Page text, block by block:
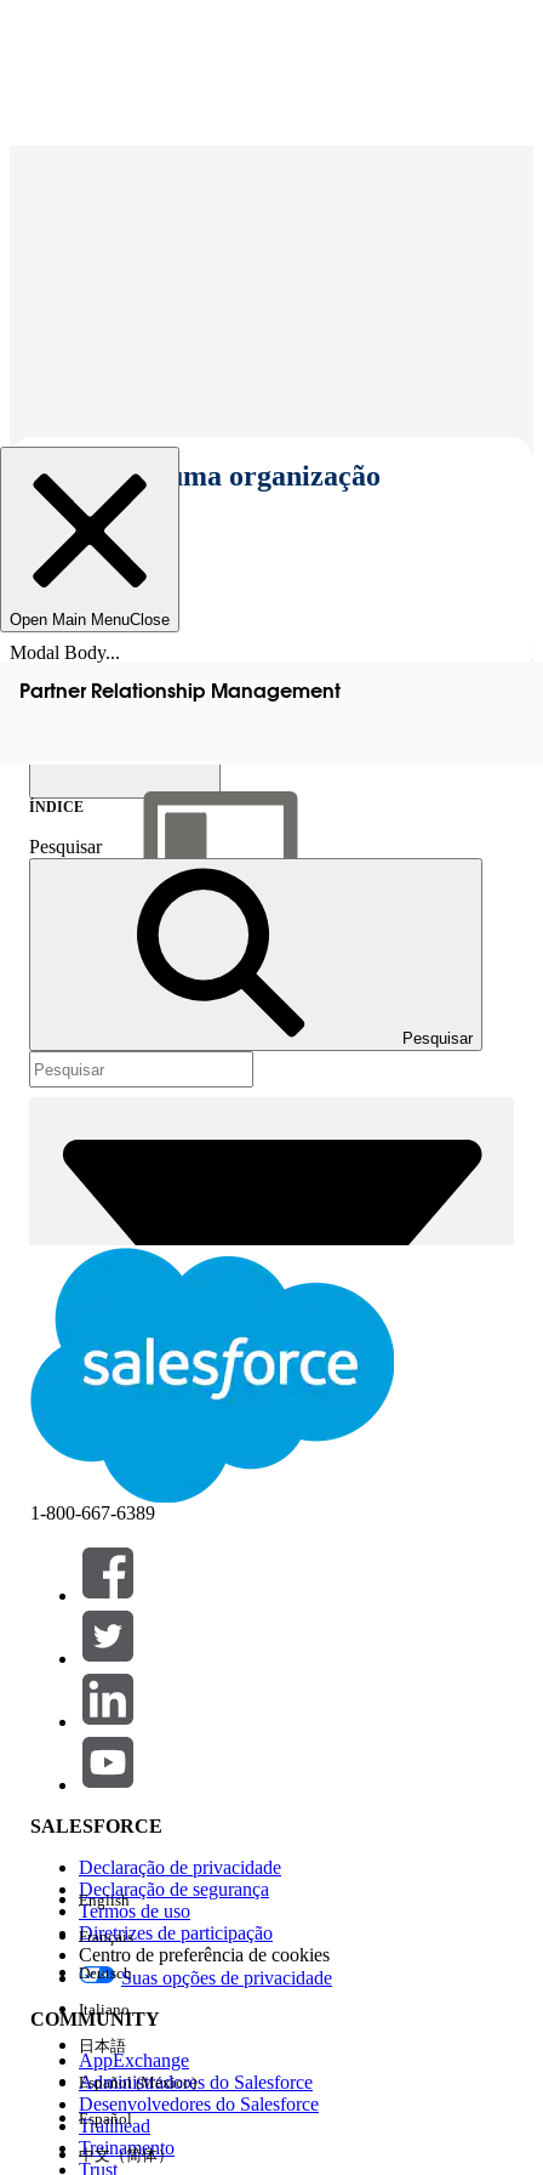
Selecionar uma organização
Open Main MenuClose
Modal Body...
Partner Relationship Management
Mostrar índice
Índice
ÍNDICE
Pesquisar
Pesquisar
Filtrar por (0)
SELECIONAR FILTROS
Área de produtos
Impacto do recurso
Edição
Experiência
1-800-667-6389
SALESFORCE
Declaração de privacidade
Declaração de segurança
Termos de uso
Diretrizes de participação
Centro de preferência de cookies
Suas opções de privacidade
COMMUNITY
AppExchange
Administradores do Salesforce
Desenvolvedores do Salesforce
Trailhead
Treinamento
Trust
English
Français
Deutsch
Italiano
日本語
Español (México)
Español
中文（简体）